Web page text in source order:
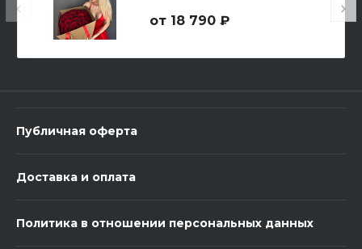
18 790 ₽
Публичная оферта
Доставка и оплата
Политика в отношении персональных данных